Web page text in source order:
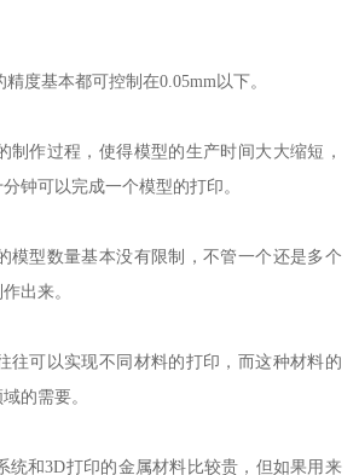
度基本都可控制在0.05mm以下。
制作过程，使得模型的生产时间大大缩短，
钟可以完成一个模型的打印。
模型数量基本没有限制，不管一个还是多个
出来。
往可以实现不同材料的打印，而这种材料的
的需要。
统和3D打印的金属材料比较贵，但如果用来